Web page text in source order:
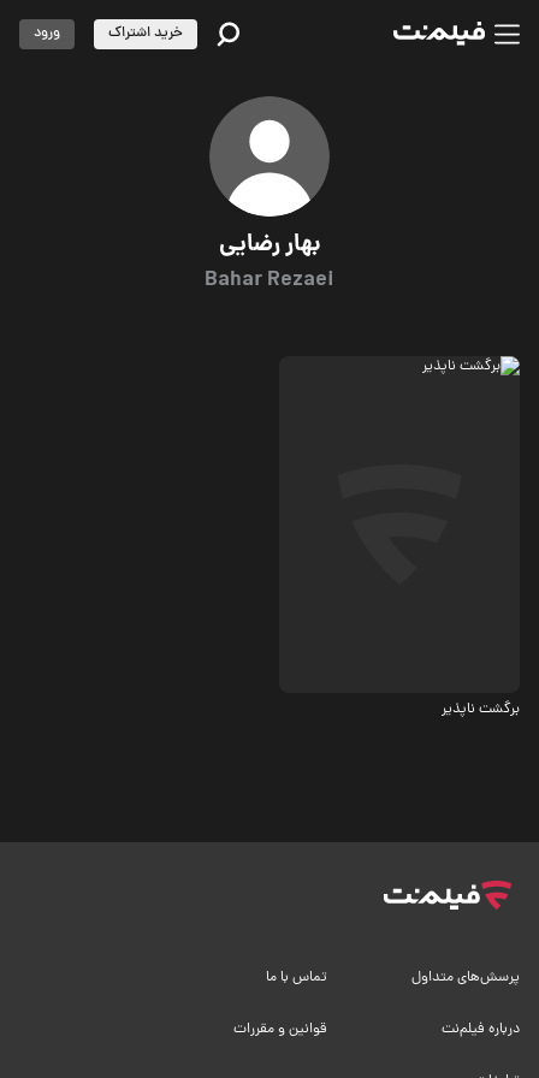
بهار رضایی
Bahar Rezaei
خرید اشتراک ورود
برگشت ناپذیر
پرسش‌های متداول تماس با ما
درباره فیلم‌نت قوانین و مقررات